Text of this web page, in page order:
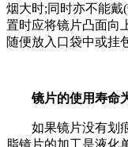
烟大时;同时亦不能戴
置时应将镜片凸面向
随便放入口袋中或挂
镜片的使用寿命
如果镜片没有划痕